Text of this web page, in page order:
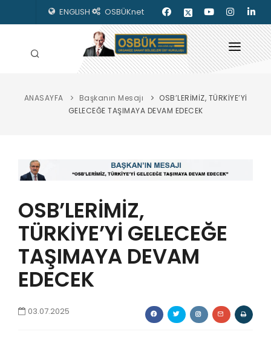
ENGLISH OSBÜKnet
HAKKIMIZDA
MEVZUAT
YAYINLARIMIZ
ENERJİ İZLEME
İLETİŞİM
ANASAYFA Başkanın Mesajı
OSB’LERİMİZ, TÜRKİYE’Yİ
GELECEĞE TAŞIMAYA DEVAM EDECEK
OSB’LERİMİZ,
TÜRKİYE’Yİ GELECEĞE
TAŞIMAYA DEVAM
EDECEK
03.07.2025